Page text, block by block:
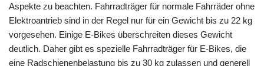
Aspekte zu beachten. Fahrradträger für normale Fahrräder ohne
Elektroantrieb sind in der Regel nur für ein Gewicht bis zu 22 kg
vorgesehen. Einige E-Bikes überschreiten dieses Gewicht
deutlich. Daher gibt es spezielle Fahrradträger für E-Bikes, die
eine Radschienenbelastung bis zu 30 kg zulassen und generell